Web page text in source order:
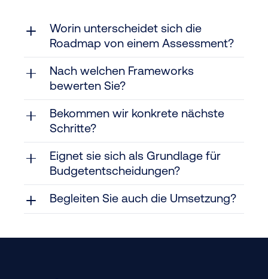
Worin unterscheidet sich die
Roadmap von einem Assessment?
Nach welchen Frameworks
bewerten Sie?
Bekommen wir konkrete nächste
Schritte?
Eignet sie sich als Grundlage für
Budgetentscheidungen?
Begleiten Sie auch die Umsetzung?